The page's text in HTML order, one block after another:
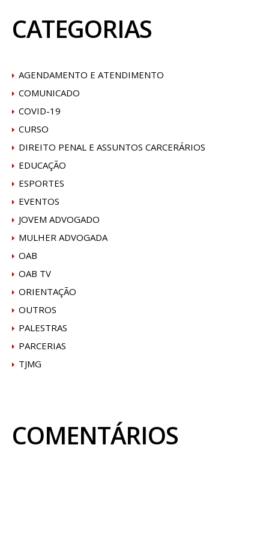
CATEGORIAS
AGENDAMENTO E ATENDIMENTO
COMUNICADO
COVID-19
CURSO
DIREITO PENAL E ASSUNTOS CARCERÁRIOS
EDUCAÇÃO
ESPORTES
EVENTOS
JOVEM ADVOGADO
MULHER ADVOGADA
OAB
OAB TV
ORIENTAÇÃO
OUTROS
PALESTRAS
PARCERIAS
TJMG
COMENTÁRIOS